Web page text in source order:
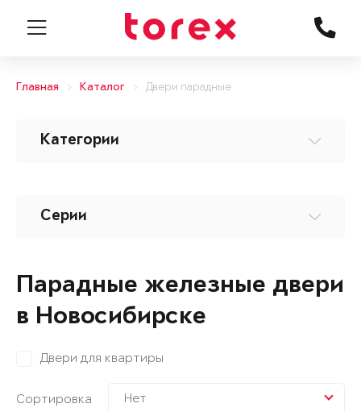
Главная Каталог Двери парадные
Категории
Серии
Парадные железные двери
в Новосибирске
Двери для квартиры
Сортировка Нет